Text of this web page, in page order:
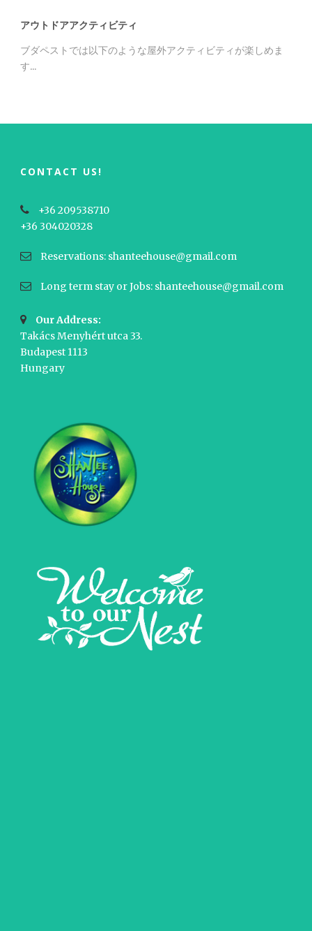
アウトドアアクティビティ
ブダペストでは以下のような屋外アクティビティが楽しめま
す...
CONTACT US!
+36 209538710
+36 304020328
Reservations: shanteehouse@gmail.com
Long term stay or Jobs: shanteehouse@gmail.com
Our Address:
Takács Menyhért utca 33.
Budapest 1113
Hungary